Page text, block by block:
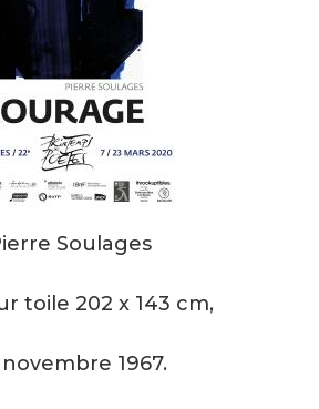
Soulages
toile 202 x 143 cm,
1967.